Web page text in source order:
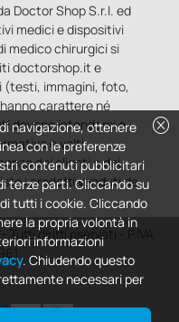
Doctor Shop S.r.l. ed
medici e dispositivi
medico chirurgici si
doctorshop.it e
immagini, foto,
carattere né
devono intendersi e
e volti
dei clienti e dei
i prodotti venduti da
diritti riservati - P.IVA
cancel
navigazione, ottenere
con le preferenze
contenuti pubblicitari
terze parti. Cliccando su
tutti i cookie. Cliccando
la propria volontà in
informazioni
. Chiudendo questo
necessari per